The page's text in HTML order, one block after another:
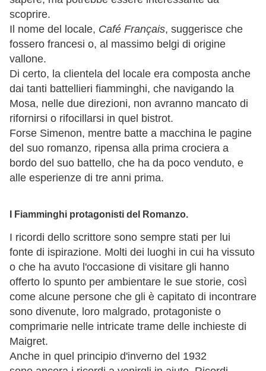
scoprire.
Il nome del locale, Café Français, suggerisce che
fossero francesi o, al massimo belgi di origine
vallone.
Di certo, la clientela del locale era composta anche
dai tanti battellieri fiamminghi, che navigando la
Mosa, nelle due direzioni, non avranno mancato di
rifornirsi o rifocillarsi in quel bistrot.
Forse Simenon, mentre batte a macchina le pagine
del suo romanzo, ripensa alla prima crociera a
bordo del suo battello, che ha da poco venduto, e
alle esperienze di tre anni prima.
I Fiamminghi protagonisti del Romanzo.
I ricordi dello scrittore sono sempre stati per lui
fonte di ispirazione. Molti dei luoghi in cui ha vissuto
o che ha avuto l'occasione di visitare gli hanno
offerto lo spunto per ambientare le sue storie, così
come alcune persone che gli è capitato di incontrare
sono divenute, loro malgrado, protagoniste o
comprimarie nelle intricate trame delle inchieste di
Maigret.
Anche in quel principio d'inverno del 1932